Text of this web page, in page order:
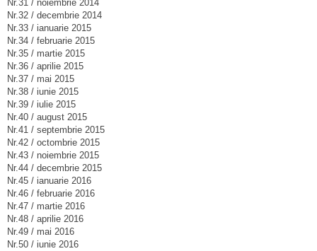
Nr.31 / noiembrie 2014
Nr.32 / decembrie 2014
Nr.33 / ianuarie 2015
Nr.34 / februarie 2015
Nr.35 / martie 2015
Nr.36 / aprilie 2015
Nr.37 / mai 2015
Nr.38 / iunie 2015
Nr.39 / iulie 2015
Nr.40 / august 2015
Nr.41 / septembrie 2015
Nr.42 / octombrie 2015
Nr.43 / noiembrie 2015
Nr.44 / decembrie 2015
Nr.45 / ianuarie 2016
Nr.46 / februarie 2016
Nr.47 / martie 2016
Nr.48 / aprilie 2016
Nr.49 / mai 2016
Nr.50 / iunie 2016